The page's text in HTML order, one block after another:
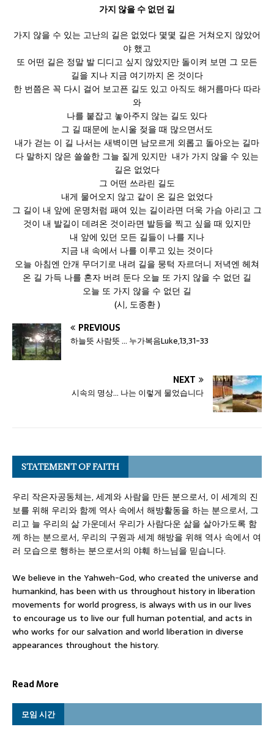
가지 않을 수 없던 길
가지 않을 수 있는 고난의 길은 없었다 몇몇 길은 거쳐오지 않았어
야 했고
또 어떤 길은 정말 발 디디고 싶지 않았지만 돌이켜 보면 그 모든
길을 지나 지금 여기까지 온 것이다
한 번쯤은 꼭 다시 걸어 보고픈 길도 있고 아직도 해거름마다 따라
와
나를 붙잡고 놓아주지 않는 길도 있다
그 길 때문에 눈시울 젖을 때 많으면서도
내가 걷는 이 길 나서는 새벽이면 남모르게 외롭고 돌아오는 길마
다 말하지 않은 쓸쓸한 그늘 짙게 있지만 내가 가지 않을 수 있는
길은 없었다
그 어떤 쓰라린 길도
내게 물어오지 않고 같이 온 길은 없었다
그 길이 내 앞에 운명처럼 패여 있는 길이라면 더욱 가슴 아리고 그
것이 내 발길이 데려온 것이라면 발등을 찍고 싶을 때 있지만
내 앞에 있던 모든 길들이 나를 지나
지금 내 속에서 나를 이루고 있는 것이다
오늘 아침엔 안개 무더기로 내려 길을 뭉턱 자르더니 저녁엔 헤쳐
온 길 가득 나를 혼자 버려 둔다 오늘 또 가지 않을 수 없던 길
오늘 또 가지 않을 수 없던 길
(시, 도종환 )
PREVIOUS
하늘뜻 사람뜻 … 누가복음Luke,13,31-33
NEXT
시속의 명상… 나는 이렇게 물었습니다
STATEMENT OF FAITH
우리 작은자공동체는, 세계와 사람을 만든 분으로서, 이 세계의 진
보를 위해 우리와 함께 역사 속에서 해방활동을 하는 분으로서, 그
리고 늘 우리의 삶 가운데서 우리가 사람다운 삶을 살아가도록 함
께 하는 분으로서, 우리의 구원과 세계 해방을 위해 역사 속에서 여
러 모습으로 행하는 분으로서의 야훼 하느님을 믿습니다.
We believe in the Yahweh-God, who created the universe and
humankind, has been with us throughout history in liberation
movements for world progress, is always with us in our lives
to encourage us to live our full human potential, and acts in
who works for our salvation and world liberation in diverse
appearances throughout the history.
Read More
모임 시간